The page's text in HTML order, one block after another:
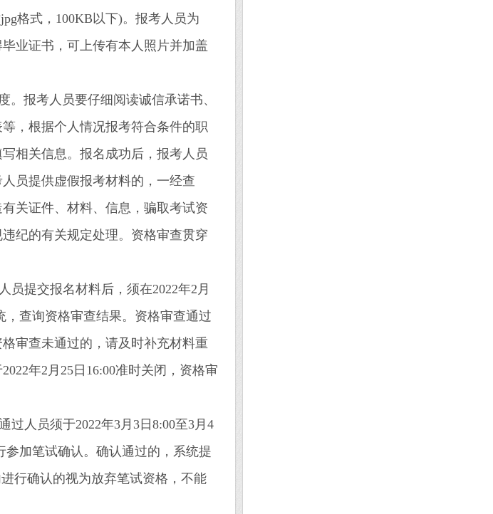
格式，100KB以下)。报考人员为
业证书，可上传有本人照片并加盖
报考人员要仔细阅读诚信承诺书、
，根据个人情况报考符合条件的职
相关信息。报名成功后，报考人员
员提供虚假报考材料的，一经查
关证件、材料、信息，骗取考试资
纪的有关规定处理。资格审查贯穿
提交报名材料后，须在2022年2月
，查询资格审查结果。资格审查通过
审查未通过的，请及时补充材料重
年2月25日16:00准时关闭，资格审
人员须于2022年3月3日8:00至3月4
参加笔试确认。确认通过的，系统提
行确认的视为放弃笔试资格，不能